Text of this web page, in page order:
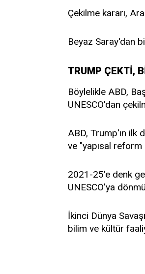
Çekilme kararı,
Beyaz Saray'dan
TRUMP ÇEKTİ,
Böylelikle ABD,
UNESCO'dan
ABD, Trump'ın ilk
ve "yapısal reform
2021-25'e denk
UNESCO'ya
İkinci Dünya
bilim ve kültür